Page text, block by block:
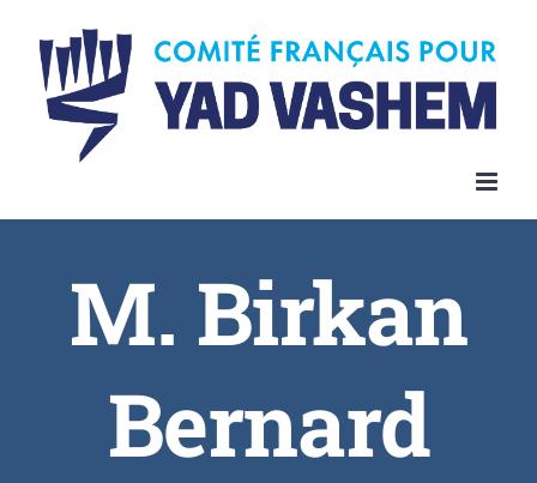
content
M. Birkan
Bernard